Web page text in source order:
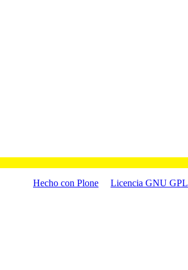
Hecho con Plone
Licencia GNU GPL